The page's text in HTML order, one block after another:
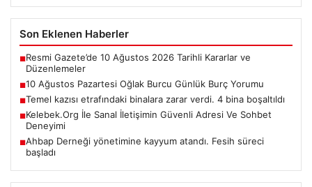
Son Eklenen Haberler
■Resmi Gazete’de 10 Ağustos 2026 Tarihli Kararlar ve
Düzenlemeler
■10 Ağustos Pazartesi Oğlak Burcu Günlük Burç Yorumu
■Temel kazısı etrafındaki binalara zarar verdi. 4 bina boşaltıldı
■Kelebek.Org İle Sanal İletişimin Güvenli Adresi Ve Sohbet
Deneyimi
■Ahbap Derneği yönetimine kayyum atandı. Fesih süreci
başladı